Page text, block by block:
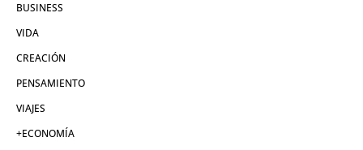
BUSINESS
VIDA
CREACIÓN
PENSAMIENTO
VIAJES
+ECONOMÍA